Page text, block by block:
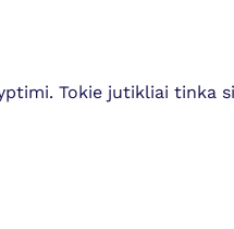
Tokie jutikliai tinka